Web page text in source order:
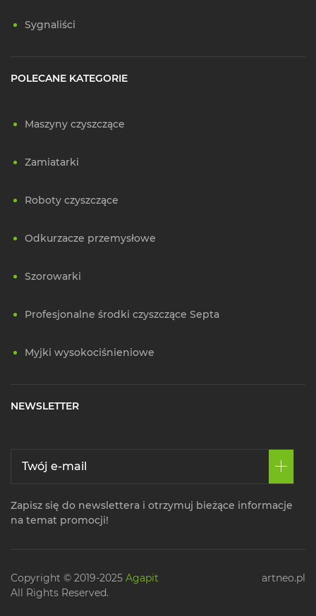
Sygnaliści
POLECANE KATEGORIE
Maszyny czyszczące
Zamiatarki
Roboty czyszczące
Odkurzacze przemysłowe
Szorowarki
Profesjonalne środki czyszczące Septa
Myjki wysokociśnieniowe
NEWSLETTER
Zapisz się do newslettera i otrzymuj bieżące informacje
na temat promocji!
Copyright © 2019-2025 Agapit
All Rights Reserved.
artneo.pl